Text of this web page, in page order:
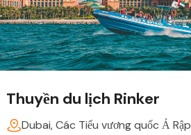
Thuyền du lịch Rinker
Dubai, Các Tiểu vương quốc Ả Rập